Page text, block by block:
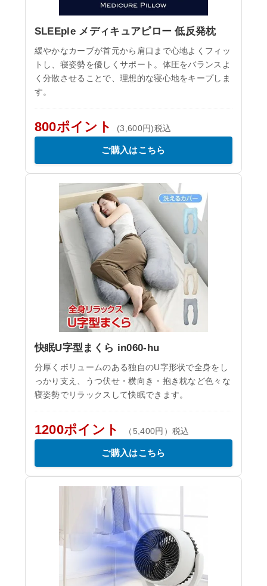
SLEEple メディキュアピロー 低反発枕
緩やかなカーブが首元から肩口まで心地よくフィッ
トし、寝姿勢を優しくサポート。体圧をバランスよ
く分散させることで、理想的な寝心地をキープしま
す。
800ポイント (3,600円)税込
ご購入はこちら
快眠U字型まくら in060-hu
分厚くボリュームのある独自のU字形状で全身をし
っかり支え、うつ伏せ・横向き・抱き枕など色々な
寝姿勢でリラックスして快眠できます。
1200ポイント （5,400円）税込
ご購入はこちら